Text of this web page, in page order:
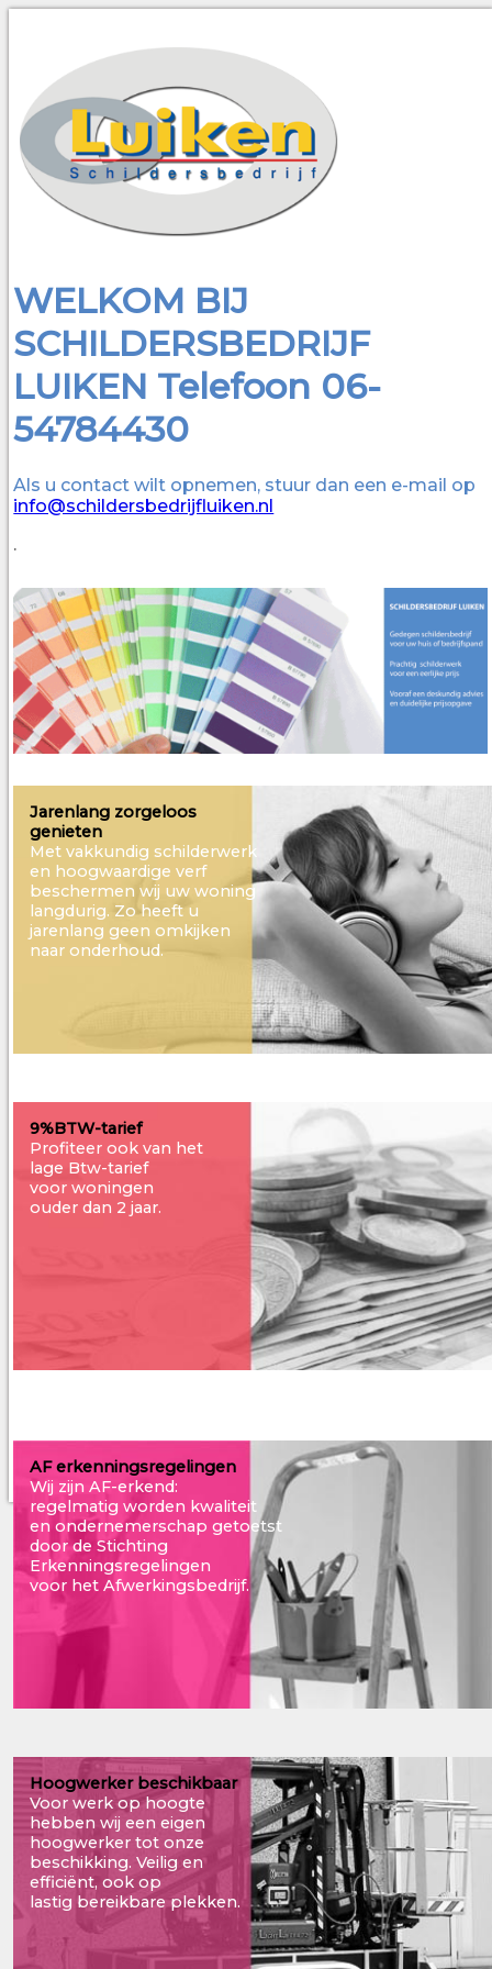
WELKOM BIJ
SCHILDERSBEDRIJF
LUIKEN Telefoon 06-
54784430
Als u contact wilt opnemen, stuur dan een e-mail op
info@schildersbedrijfluiken.nl
.
Jarenlang zorgeloos
genieten
Met vakkundig schilderwerk
en hoogwaardige verf
beschermen wij uw woning
langdurig. Zo heeft u
jarenlang geen omkijken
naar onderhoud.
9%BTW-tarief
Profiteer ook van het
lage Btw-tarief
voor woningen
ouder dan 2 jaar.
AF erkenningsregelingen
Wij zijn AF-erkend:
regelmatig worden kwaliteit
en ondernemerschap getoetst
door de Stichting
Erkenningsregelingen
voor het Afwerkingsbedrijf.
Hoogwerker beschikbaar
Voor werk op hoogte
hebben wij een eigen
hoogwerker tot onze
beschikking. Veilig en
efficiënt, ook op
lastig bereikbare plekken.